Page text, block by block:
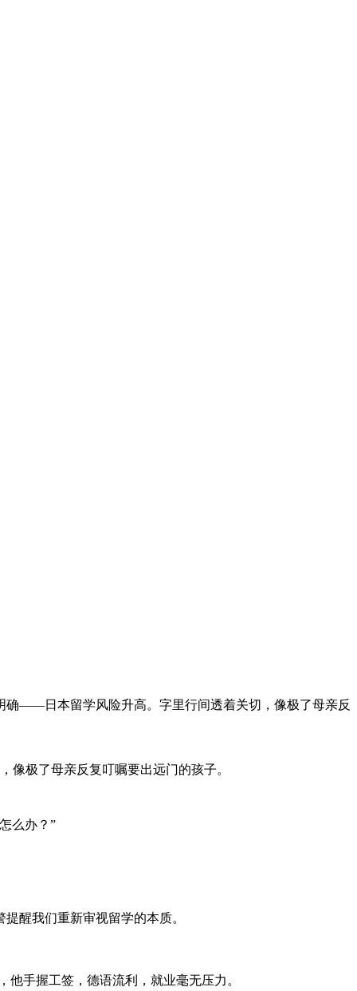
确——日本留学风险升高。字里行间透着关切，像极了母亲反
极了母亲反复叮嘱要出远门的孩子。
么办？”
醒我们重新审视留学的本质。
手握工签，德语流利，就业毫无压力。